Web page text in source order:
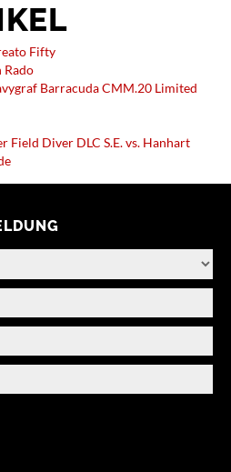
Fifty
Rado
Barracuda CMM.20 Limited
Field Diver DLC S.E. vs. Hanhart